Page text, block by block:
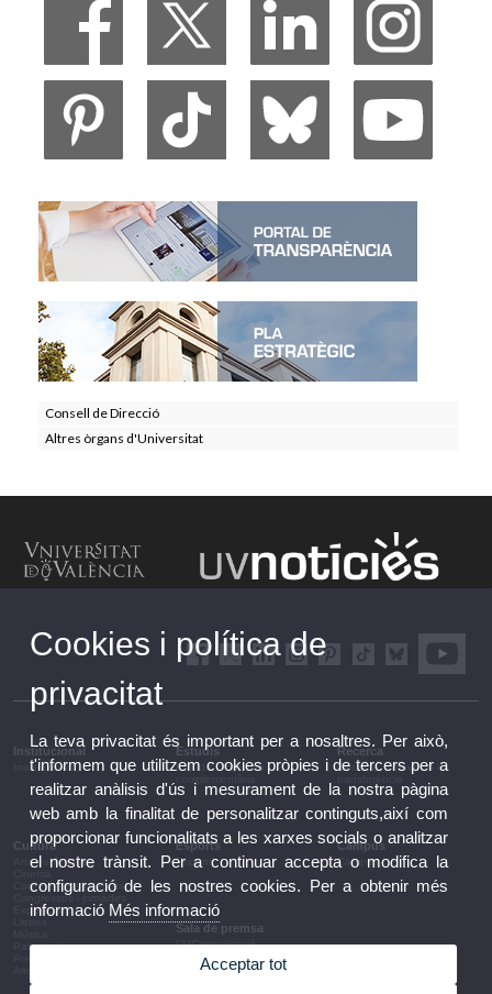
Consell de Direcció
Altres òrgans d'Universitat
Institucional
Institucional
Estudis
Estudis i formació
Recerca
Recerca, innovació i
Cultura
Arts escèniques
Conferències i debats
Congressos i jornades
Exposicions
Patrimoni
Esports
Esports
Campus
Campus
Sala de premsa
UVComunicació
Notes de premsa
Agenda de govern
Cookies i política de
privacitat
La teva privacitat és important per a nosaltres. Per això,
t'informem que utilitzem cookies pròpies i de tercers per a
realitzar anàlisis d'ús i mesurament de la nostra pàgina
web amb la finalitat de personalitzar continguts,així com
proporcionar funcionalitats a les xarxes socials o analitzar
el nostre trànsit. Per a continuar accepta o modifica la
configuració de les nostres cookies. Per a obtenir més
informació Més informació
Acceptar tot